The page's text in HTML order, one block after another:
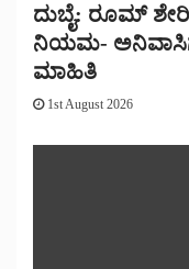
ದುಬೈ: ರೂಮ್
ನಿಯಮ-
ಮಾಹಿತಿ
1st August 2026